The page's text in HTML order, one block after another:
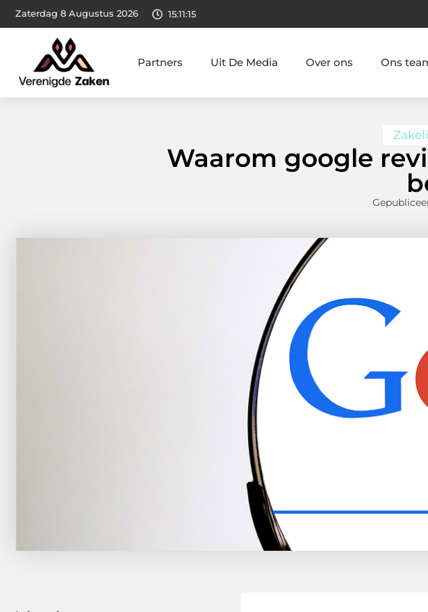
Zaterdag 8 Augustus 2026 15:11:16
Partners Uit De Media Over ons Ons
Waarom google